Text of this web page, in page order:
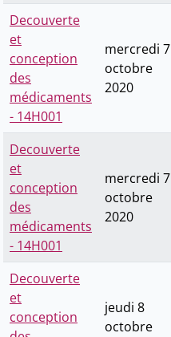
Decouverte
et
conception
des
médicaments
- 14H001
mercredi 7
octobre
2020
Decouverte
et
conception
des
médicaments
- 14H001
mercredi 7
octobre
2020
Decouverte
et
conception
jeudi 8
octobre